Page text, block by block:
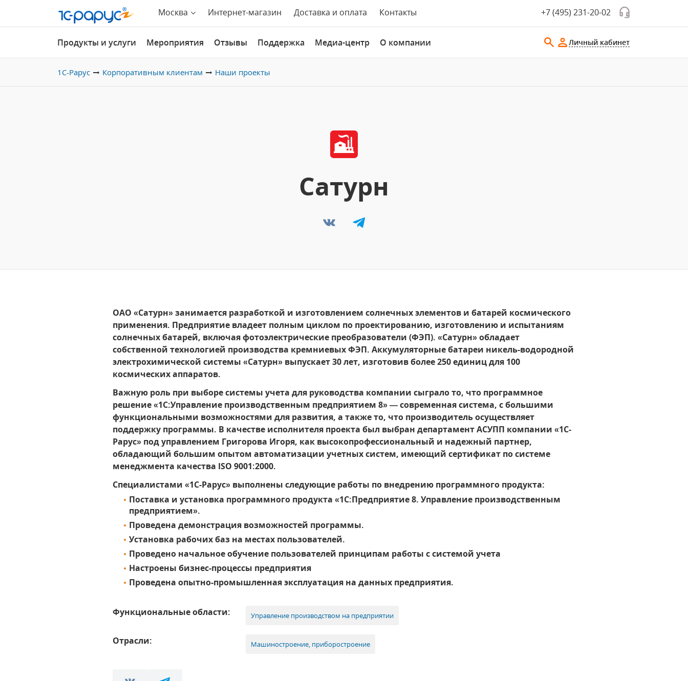
Москва Интернет-магазин Доставка и оплата Контакты +7 (495) 231-20-02
Продукты и услуги Мероприятия Отзывы Поддержка Медиа-центр О компании Личный кабинет
1С-Рарус Корпоративным клиентам Наши проекты
Сатурн
ОАО «Сатурн» занимается разработкой и изготовлением солнечных элементов и батарей космического
применения. Предприятие владеет полным циклом по проектированию, изготовлению и испытаниям
солнечных батарей, включая фотоэлектрические преобразователи (ФЭП). «Сатурн» обладает
собственной технологией производства кремниевых ФЭП. Аккумуляторные батареи никель-водородной
электрохимической системы «Сатурн» выпускает 30 лет, изготовив более 250 единиц для 100
космических аппаратов.
Важную роль при выборе системы учета для руководства компании сыграло то, что программное
решение «1С:Управление производственным предприятием 8» — современная система, с большими
функциональными возможностями для развития, а также то, что производитель осуществляет
поддержку программы. В качестве исполнителя проекта был выбран департамент АСУПП компании «1С-
Рарус» под управлением Григорова Игоря, как высокопрофессиональный и надежный партнер,
обладающий большим опытом автоматизации учетных систем, имеющий сертификат по системе
менеджмента качества ISO 9001:2000.
Специалистами «1С-Рарус» выполнены следующие работы по внедрению программного продукта:
Поставка и установка программного продукта «1С:Предприятие 8. Управление производственным
предприятием».
Проведена демонстрация возможностей программы.
Установка рабочих баз на местах пользователей.
Проведено начальное обучение пользователей принципам работы с системой учета
Настроены бизнес-процессы предприятия
Проведена опытно-промышленная эксплуатация на данных предприятия.
Функциональные области: Управление производством на предприятии
Отрасли: Машиностроение, приборостроение